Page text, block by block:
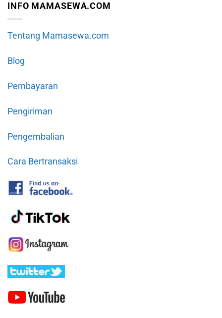
INFO MAMASEWA.COM
Tentang Mamasewa.com
Blog
Pembayaran
Pengiriman
Pengembalian
Cara Bertransaksi